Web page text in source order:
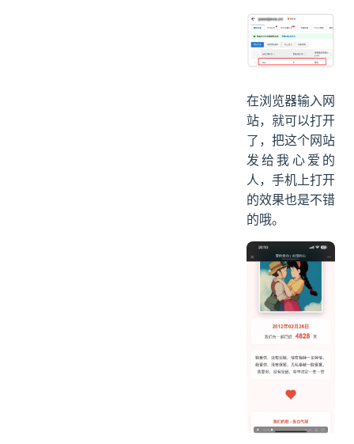
在浏览器输入网
站，就可以打开
了，把这个网站
发给我心爱的
人，手机上打开
的效果也是不错
的哦。